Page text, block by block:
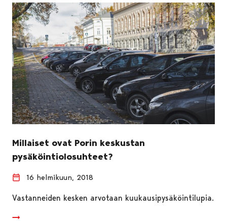
Millaiset ovat Porin keskustan
pysäköintiolosuhteet?
16 helmikuun, 2018
Vastanneiden kesken arvotaan kuukausipysäköintilupia.